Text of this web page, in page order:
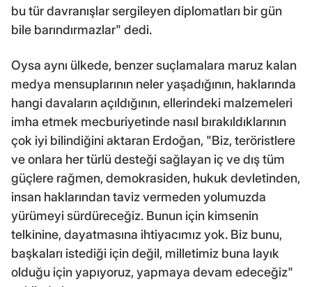
bu tür davranışlar sergileyen diplomatları bir gün
bile barındırmazlar" dedi.
Oysa aynı ülkede, benzer suçlamalara maruz kalan
medya mensuplarının neler yaşadığının, haklarında
hangi davaların açıldığının, ellerindeki malzemeleri
imha etmek mecburiyetinde nasıl bırakıldıklarının
çok iyi bilindiğini aktaran Erdoğan, "Biz, teröristlere
ve onlara her türlü desteği sağlayan iç ve dış tüm
güçlere rağmen, demokrasiden, hukuk devletinden,
insan haklarından taviz vermeden yolumuzda
yürümeyi sürdüreceğiz. Bunun için kimsenin
telkinine, dayatmasına ihtiyacımız yok. Biz bunu,
başkaları istediği için değil, milletimiz buna layık
olduğu için yapıyoruz, yapmaya devam edeceğiz"